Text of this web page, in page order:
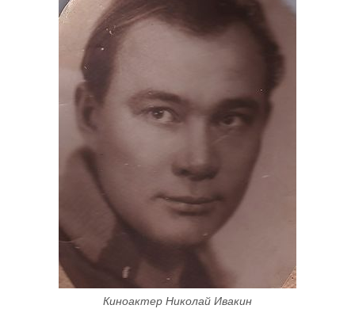
Киноактер Николай Ивакин